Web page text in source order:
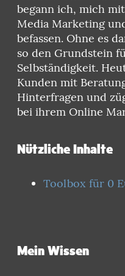
begann ich, mich
Media Marketing
befassen. Ohne es
so den Grundstein
Selbständigkeit.
Kunden mit
Hinterfragen und
bei ihrem Online
Nützliche Inhalte
Toolbox für 0
Mein Wissen